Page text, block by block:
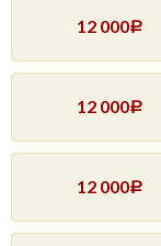
12 000Р
12 000Р
12 000Р